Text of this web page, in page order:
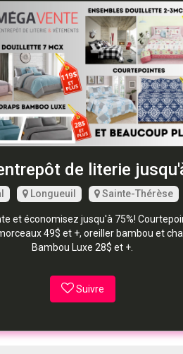
de literie
Longueuil Sainte-Thérèse
et économisez jusqu'à 75%!
49$ et +, oreiller bambou et
Bambou Luxe 28$ et +.
Suivre